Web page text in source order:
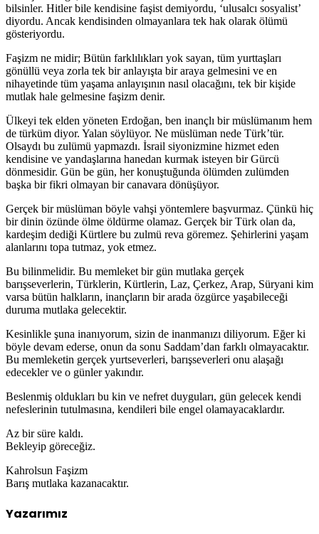
bilsinler. Hitler bile kendisine faşist demiyordu, ‘ulusalcı sosyalist’
diyordu. Ancak kendisinden olmayanlara tek hak olarak ölümü
gösteriyordu.
Faşizm ne midir; Bütün farklılıkları yok sayan, tüm yurttaşları
gönüllü veya zorla tek bir anlayışta bir araya gelmesini ve en
nihayetinde tüm yaşama anlayışının nasıl olacağını, tek bir kişide
mutlak hale gelmesine faşizm denir.
Ülkeyi tek elden yöneten Erdoğan, ben inançlı bir müslümanım hem
de türküm diyor. Yalan söylüyor. Ne müslüman nede Türk’tür.
Olsaydı bu zulümü yapmazdı. İsrail siyonizmine hizmet eden
kendisine ve yandaşlarına hanedan kurmak isteyen bir Gürcü
dönmesidir. Gün be gün, her konuştuğunda ölümden zulümden
başka bir fikri olmayan bir canavara dönüşüyor.
Gerçek bir müslüman böyle vahşi yöntemlere başvurmaz. Çünkü hiç
bir dinin özünde ölme öldürme olamaz. Gerçek bir Türk olan da,
kardeşim dediği Kürtlere bu zulmü reva göremez. Şehirlerini yaşam
alanlarını topa tutmaz, yok etmez.
Bu bilinmelidir. Bu memleket bir gün mutlaka gerçek
barışseverlerin, Türklerin, Kürtlerin, Laz, Çerkez, Arap, Süryani kim
varsa bütün halkların, inançların bir arada özgürce yaşabileceği
duruma mutlaka gelecektir.
Kesinlikle şuna inanıyorum, sizin de inanmanızı diliyorum. Eğer ki
böyle devam ederse, onun da sonu Saddam’dan farklı olmayacaktır.
Bu memleketin gerçek yurtseverleri, barışseverleri onu alaşağı
edecekler ve o günler yakındır.
Beslenmiş oldukları bu kin ve nefret duyguları, gün gelecek kendi
nefeslerinin tutulmasına, kendileri bile engel olamayacaklardır.
Az bir süre kaldı.
Bekleyip göreceğiz.
Kahrolsun Faşizm
Barış mutlaka kazanacaktır.
Yazarımız